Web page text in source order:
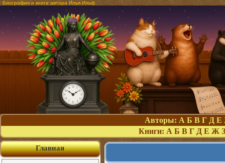
Биография и книги автора Илья Ильф
Авторы: А Б В Г Д Е
Книги: А Б В Г Д Е Ж З
Главная